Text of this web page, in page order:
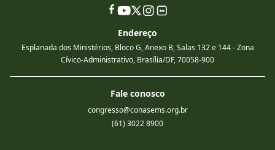
Endereço
Esplanada dos Ministérios, Bloco G, Anexo B, Salas 132 e 144 - Zona
Cívico-Administrativo, Brasília/DF, 70058-900
Fale conosco
congresso@conasems.org.br
(61) 3022 8900